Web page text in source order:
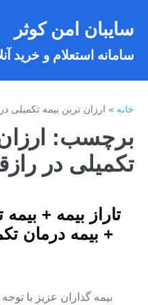
سایبان امن کوثر
سامانه استعلام و خرید
خانه»ارزان ترین بیمه تکمیلی در
برچسب:
تکمیلی در
تاراز بیمه +
+ بیمه درمان
بیمه گذاران عزیز با توجه